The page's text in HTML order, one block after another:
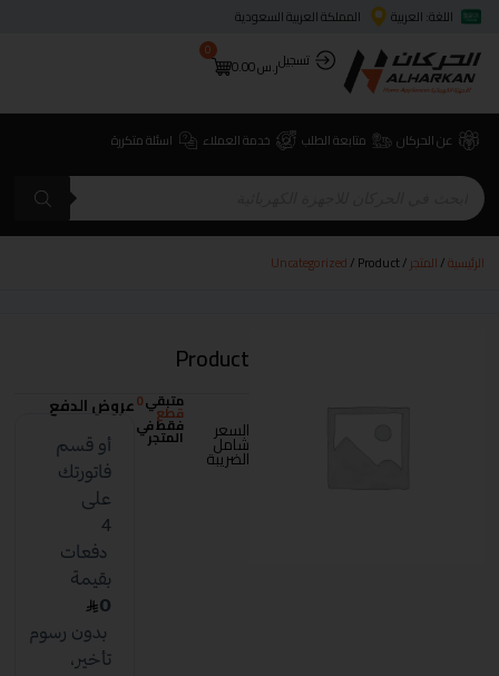
اللغة: العربية
المملكة العربية السعودية
تسجيلر.س0.00
0
عن الحركان متابعة الطلب خدمة العملاء اسئلة متكررة
الرئيسية/المتجر/
Uncategorized/ Product
Product
السعر
شامل
الضريبة
متبقي0
قطع
فقط في
المتجر
عروض الدفع